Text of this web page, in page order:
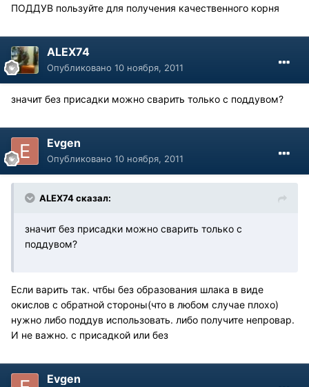
ПОДДУВ пользуйте для получения качественного корня
ALEX74
Опубликовано 10 ноября, 2011
значит без присадки можно сварить только с поддувом?
Evgen
Опубликовано 10 ноября, 2011
ALEX74 сказал:
значит без присадки можно сварить только с
поддувом?
Если варить так. чтбы без образования шлака в виде
окислов с обратной стороны(что в любом случае плохо)
нужно либо поддув использовать. либо получите непровар.
И не важно. с присадкой или без
Evgen